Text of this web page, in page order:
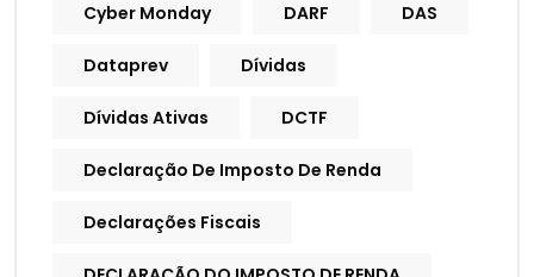
Cyber Monday DARF DAS
Dataprev Dívidas
Dívidas Ativas DCTF
Declaração De Imposto De Renda
Declarações Fiscais